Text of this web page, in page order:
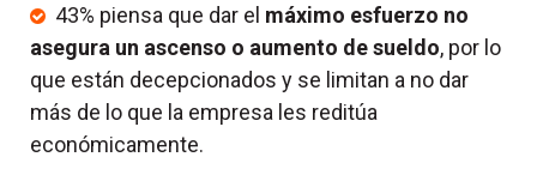
43% piensa que dar el máximo esfuerzo no
asegura un ascenso o aumento de sueldo, por lo
que están decepcionados y se limitan a no dar
más de lo que la empresa les reditúa
económicamente.